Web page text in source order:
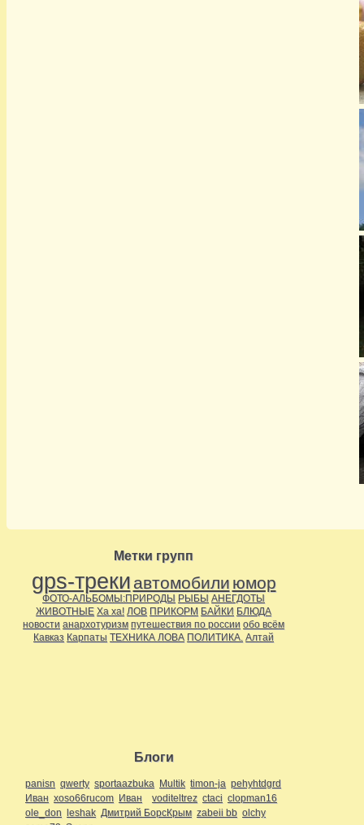
Метки групп
gps-треки автомобили юмор
ФОТО-АЛЬБОМЫ:ПРИРОДЫ РЫБЫ АНЕГДОТЫ
ЖИВОТНЫЕ Ха ха! ЛОВ ПРИКОРМ БАЙКИ БЛЮДА
новости анархотуризм путешествия по россии обо всём
Кавказ Карпаты ТЕХНИКА ЛОВА ПОЛИТИКА. Алтай
Блоги
panisn qwerty sportaazbuka Multik timon-ja pehyhtdgrd
Иван xoso66rucom Иван voditeltrez ctaci clopman16
ole_don leshak Дмитрий БорсКрым zabeii bb olchy